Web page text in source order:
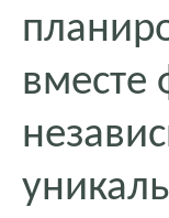
вместе